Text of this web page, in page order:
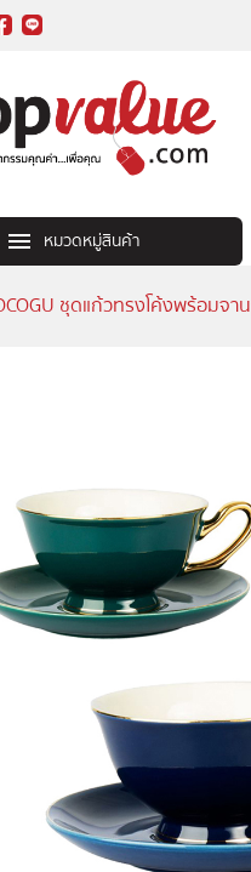
หมวดหมู่สินค้า
ชุดแก้วทรงโค้งพร้อมจา